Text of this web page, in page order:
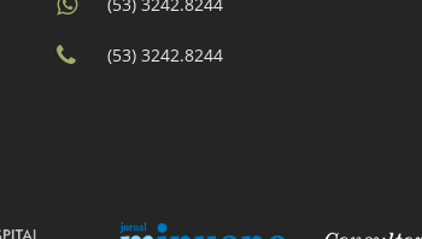
(53) 3242.8244